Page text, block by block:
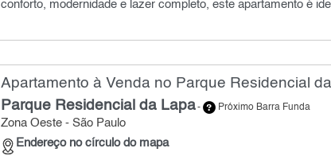
conforto, modernidade e lazer completo, este apartamento é
Apartamento à Venda no Parque Residencial
Parque Residencial da Lapa- Próximo Barra Funda
Zona Oeste - São Paulo
Endereço no círculo do mapa